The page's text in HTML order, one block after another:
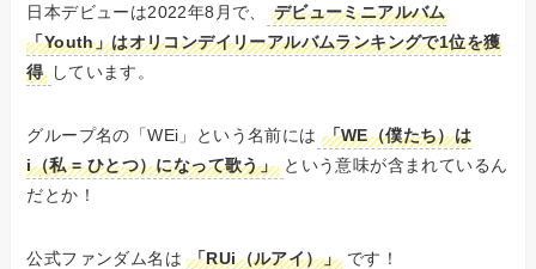
日本デビューは2022年8月で、
デビューミニアルバム
「Youth」はオリコンデイリーアルバムランキングで1位を獲
得
しています。
グループ名の「WEi」という名前には 「WE（僕たち）は
i（私 = ひとつ）になって歌う」 という意味が含まれているん
だとか！
公式ファンダム名は 「RUi（ルアイ）」 です！